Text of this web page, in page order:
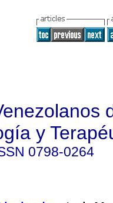
y
0798-0264